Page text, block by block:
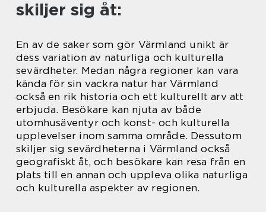
skiljer sig åt:
En av de saker som gör Värmland unikt är
dess variation av naturliga och kulturella
sevärdheter. Medan några regioner kan vara
kända för sin vackra natur har Värmland
också en rik historia och ett kulturellt arv att
erbjuda. Besökare kan njuta av både
utomhusäventyr och konst- och kulturella
upplevelser inom samma område. Dessutom
skiljer sig sevärdheterna i Värmland också
geografiskt åt, och besökare kan resa från en
plats till en annan och uppleva olika naturliga
och kulturella aspekter av regionen.